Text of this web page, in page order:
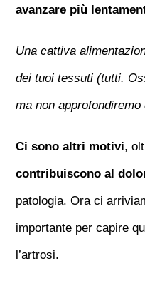
avanzare più
Una cattiva
dei tuoi tessuti (tutti.
ma non
Ci sono altri motivi,
contribuiscono al
patologia. Ora ci
importante per capire
l’artrosi.